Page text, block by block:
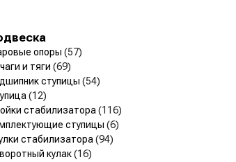
опоры (57)
и тяги (69)
ступицы (54)
(12)
стабилизатора (116)
ступицы (6)
стабилизатора (94)
кулак(16)